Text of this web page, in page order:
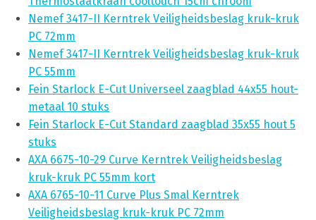
Nemef 3417-II Kerntrek Veiligheidsbeslag kruk-kruk
PC 72mm
Nemef 3417-II Kerntrek Veiligheidsbeslag kruk-kruk
PC 55mm
Fein Starlock E-Cut Universeel zaagblad 44x55 hout-
metaal 10 stuks
Fein Starlock E-Cut Standard zaagblad 35x55 hout 5
stuks
AXA 6675-10-29 Curve Kerntrek Veiligheidsbeslag
kruk-kruk PC 55mm kort
AXA 6765-10-11 Curve Plus Smal Kerntrek
Veiligheidsbeslag kruk-kruk PC 72mm